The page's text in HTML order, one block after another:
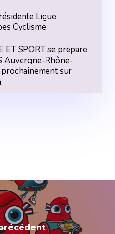
Ligue
Cyclisme
ET SPORT se prépare
Auvergne-Rhône-
sur